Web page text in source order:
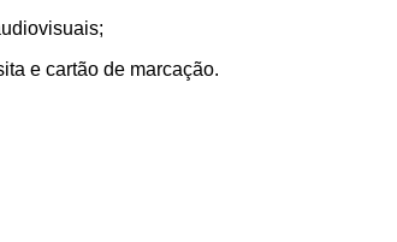
e cartão de marcação.